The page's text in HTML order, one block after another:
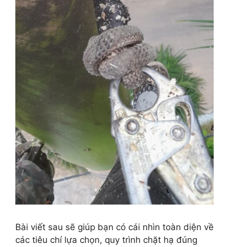
Bài viết sau sẽ giúp bạn có cái nhìn toàn diện về
các tiêu chí lựa chọn, quy trình chặt hạ đúng